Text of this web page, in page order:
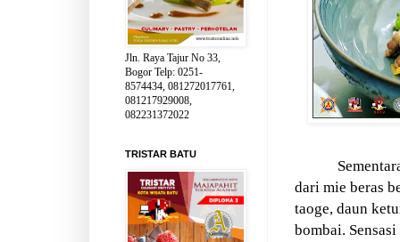
dari mie beras
taoge, daun
bombai.
Jln. Raya Tajur No 33,
Bogor Telp: 0251-
8574434, 081272017761,
081217929008,
082231372022
TRISTAR BATU